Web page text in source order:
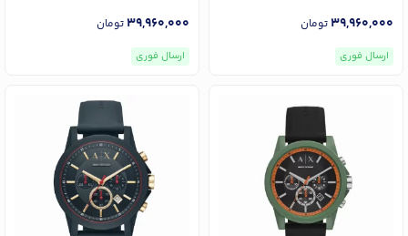
39,960,000تومان
ارسال فوری
39,960,000تومان
ارسال فوری